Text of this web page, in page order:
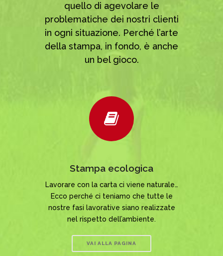
quello di agevolare le
problematiche dei nostri clienti
in ogni situazione. Perché l’arte
della stampa, in fondo, è anche
un bel gioco.
Stampa ecologica
Lavorare con la carta ci viene naturale…
Ecco perché ci teniamo che tutte le
nostre fasi lavorative siano realizzate
nel rispetto dell’ambiente.
VAI ALLA PAGINA